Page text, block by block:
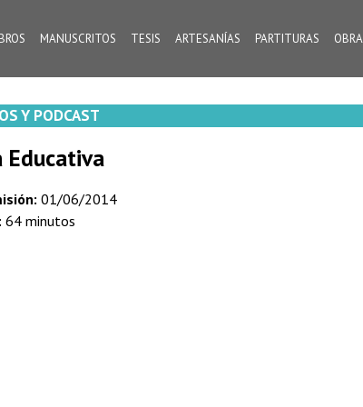
MANUSCRITOS TESIS ARTESANÍAS PARTITURAS
Y PODCAST
01/06/2014
64 minutos